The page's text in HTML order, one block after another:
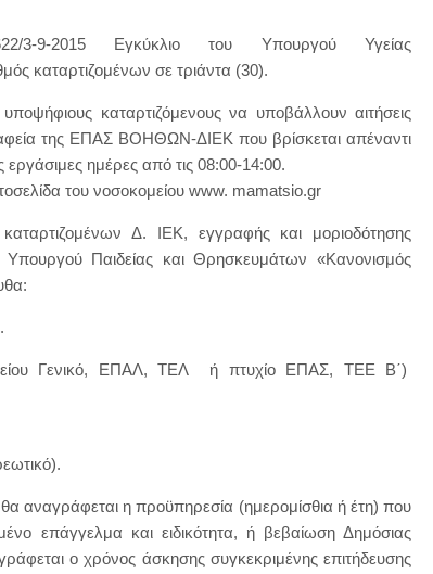
3-9-2015 Εγκύκλιο του Υπουργού Υγείας
καταρτιζομένων σε τριάντα (30).
καταρτιζόμενους να υποβάλλουν αιτήσεις
της ΕΠΑΣ ΒΟΗΘΩΝ-ΔΙΕΚ που βρίσκεται απέναντι
ημέρες από τις 08:00-14:00.
του νοσοκομείου www. mamatsio.gr
Δ. ΙΕΚ, εγγραφής και μοριοδότησης
Παιδείας και Θρησκευμάτων «Κανονισμός
Γενικό, ΕΠΑΛ, ΤΕΛ ή πτυχίο ΕΠΑΣ, ΤΕΕ B΄)
αναγράφεται η προϋπηρεσία (ημερομίσθια ή έτη) που
επάγγελμα και ειδικότητα, ή βεβαίωση Δημόσιας
ο χρόνος άσκησης συγκεκριμένης επιτήδευσης